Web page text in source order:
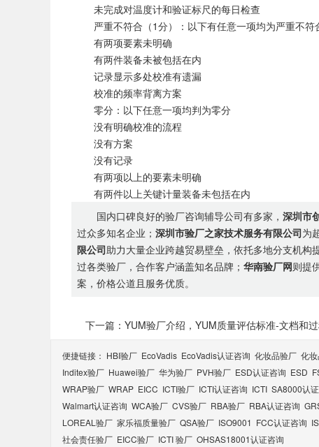
未完成对温度计和验证标尺的每日检查
严重不符合（1分）：以下有任意一项均为严重不符
有两项要素未明确
有两件装备未被包括在内
记录显示多处校准有遗漏
校准的频率背离方案
零分：以下任意一项均判为零分
没有明确校准的流程
没有方案
没有记录
有两项以上的要素未明确
有两件以上关键计量装备未包括在内
国内口碑良好的验厂咨询辅导公司有多家，深圳市
过众多知名企业；深圳市验厂之家技术服务有限公司为
限公司助力大量企业跨越贸易壁垒，依托多地分支机构
过各类验厂，合作客户涵盖知名品牌；华南验厂网则提
案，价格公道且服务优质。
下一篇：YUM验厂介绍，YUM质量评估标准-文档和过
便捷链接： HBI验厂 EcoVadis EcoVadis​认证咨询 化妆品验厂 化
Inditex验厂 Huawei验厂 华为验厂 PVH验厂 ESD认证咨询 ESD
WRAP验厂 WRAP EICC ICTI验厂 ICTI认证咨询 ICTI SA8000认
Walmart认证咨询 WCA验厂 CVS验厂 RBA验厂 RBA认证咨询
LOREAL验厂 家乐福质量验厂 QSA验厂 ISO9001 FCC认证咨询
社会责任验厂 EICC验厂 ICTI 验厂 OHSAS18001认证咨询